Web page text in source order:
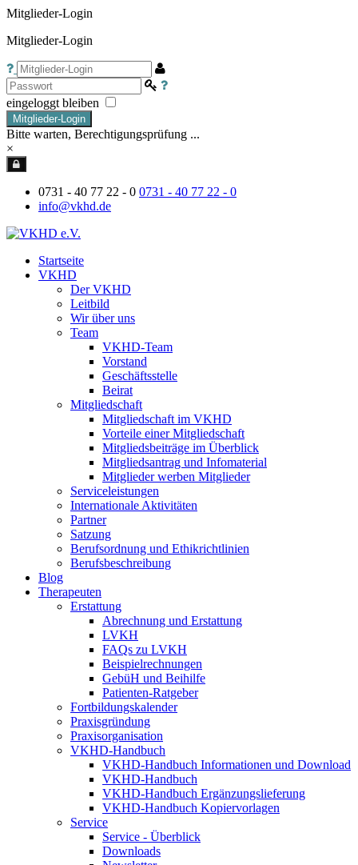
Mitglieder-Login
Mitglieder-Login
eingeloggt bleiben
Mitglieder-Login
Bitte warten, Berechtigungsprüfung ...
×
0731 - 40 77 22 - 0 0731 - 40 77 22 - 0
info@vkhd.de
Startseite
VKHD
Der VKHD
Leitbild
Wir über uns
Team
VKHD-Team
Vorstand
Geschäftsstelle
Beirat
Mitgliedschaft
Mitgliedschaft im VKHD
Vorteile einer Mitgliedschaft
Mitgliedsbeiträge im Überblick
Mitgliedsantrag und Infomaterial
Mitglieder werben Mitglieder
Serviceleistungen
Internationale Aktivitäten
Partner
Satzung
Berufsordnung und Ethikrichtlinien
Berufsbeschreibung
Blog
Therapeuten
Erstattung
Abrechnung und Erstattung
LVKH
FAQs zu LVKH
Beispielrechnungen
GebüH und Beihilfe
Patienten-Ratgeber
Fortbildungskalender
Praxisgründung
Praxisorganisation
VKHD-Handbuch
VKHD-Handbuch Informationen und Download
VKHD-Handbuch
VKHD-Handbuch Ergänzungslieferung
VKHD-Handbuch Kopiervorlagen
Service
Service - Überblick
Downloads